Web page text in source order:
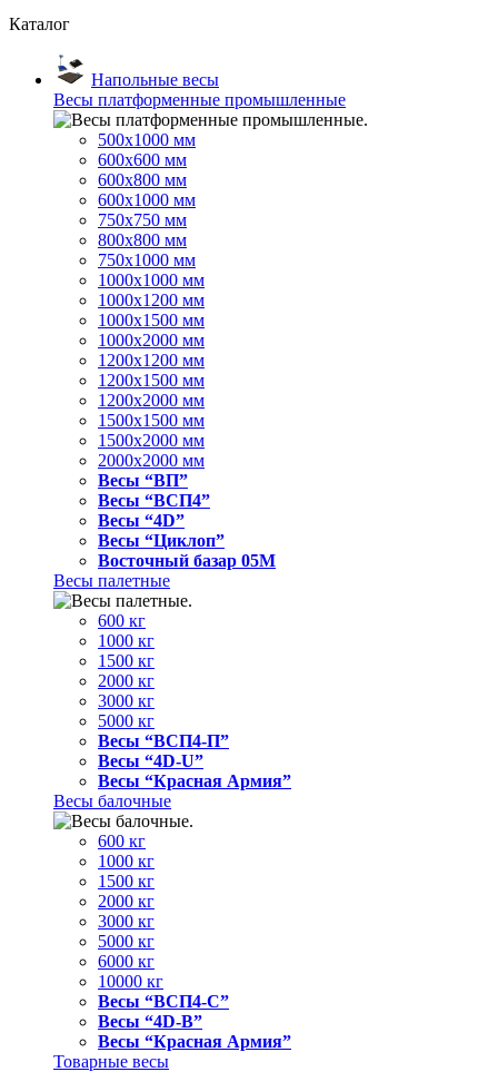
Каталог
Напольные весы
Весы платформенные промышленные
500x1000 мм
600x600 мм
600x800 мм
600x1000 мм
750x750 мм
800x800 мм
750x1000 мм
1000x1000 мм
1000x1200 мм
1000x1500 мм
1000x2000 мм
1200x1200 мм
1200x1500 мм
1200x2000 мм
1500x1500 мм
1500x2000 мм
2000x2000 мм
Весы “ВП”
Весы “ВСП4”
Весы “4D”
Весы “Циклоп”
Восточный базар 05M
Весы палетные
600 кг
1000 кг
1500 кг
2000 кг
3000 кг
5000 кг
Весы “ВСП4-П”
Весы “4D-U”
Весы “Красная Армия”
Весы балочные
600 кг
1000 кг
1500 кг
2000 кг
3000 кг
5000 кг
6000 кг
10000 кг
Весы “ВСП4-С”
Весы “4D-В”
Весы “Красная Армия”
Товарные весы